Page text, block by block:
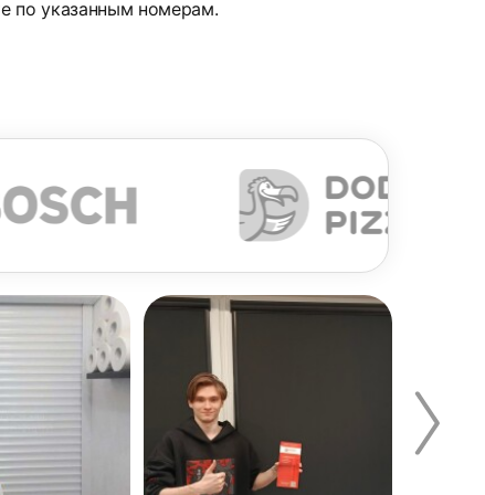
по указанным номерам.